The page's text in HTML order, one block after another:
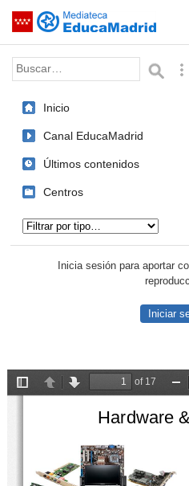
Saltar navegación
Palabra o frase:
Inicio
Canal EducaMadrid
Últimos contenidos
Centros
Inicia sesión para aportar
Iniciar